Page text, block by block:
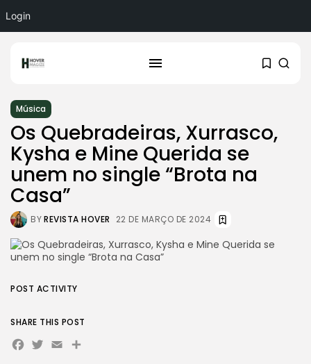
Login
Música
Os Quebradeiras, Xurrasco,
Kysha e Mine Querida se
unem no single “Brota na
Casa”
BYREVISTA HOVER 22 DE MARÇO DE 2024
POST ACTIVITY
SHARE THIS POST
Facebook
Twitter
EmailShare